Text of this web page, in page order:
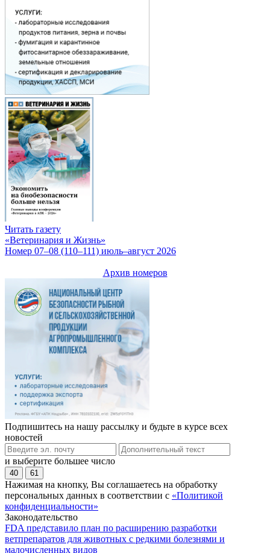
Читать газету
«Ветеринария и Жизнь»
Номер 07–08 (110–111) июль–август 2026
Архив номеров
Подпишитесь на нашу рассылку и будьте в курсе всех
новостей
и выберите большее число
40 61
Нажимая на кнопку, Вы соглашаетесь на обработку
персональных данных в соответствии с «Политикой
конфиденциальности»
Законодательство
FDA представило план по расширению разработки
ветпрепаратов для животных с редкими болезнями и
малочисленных видов